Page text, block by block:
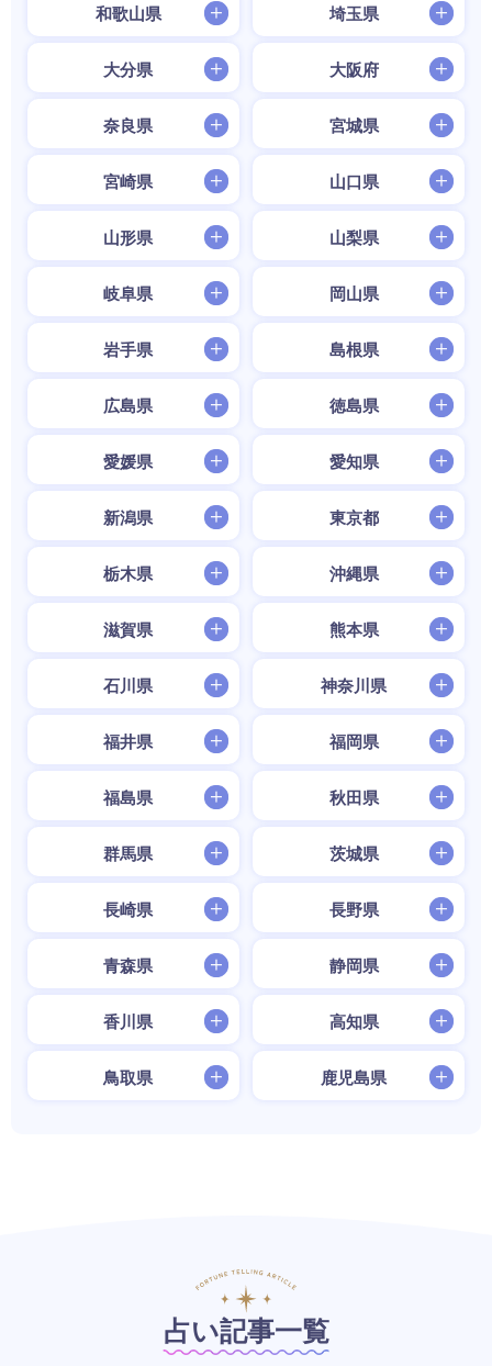
和歌山県 埼玉県
大分県 大阪府
奈良県 宮城県
宮崎県 山口県
山形県 山梨県
岐阜県 岡山県
岩手県 島根県
広島県 徳島県
愛媛県 愛知県
新潟県 東京都
栃木県 沖縄県
滋賀県 熊本県
石川県 神奈川県
福井県 福岡県
福島県 秋田県
群馬県 茨城県
長崎県 長野県
青森県 静岡県
香川県 高知県
鳥取県 鹿児島県
占い記事一覧